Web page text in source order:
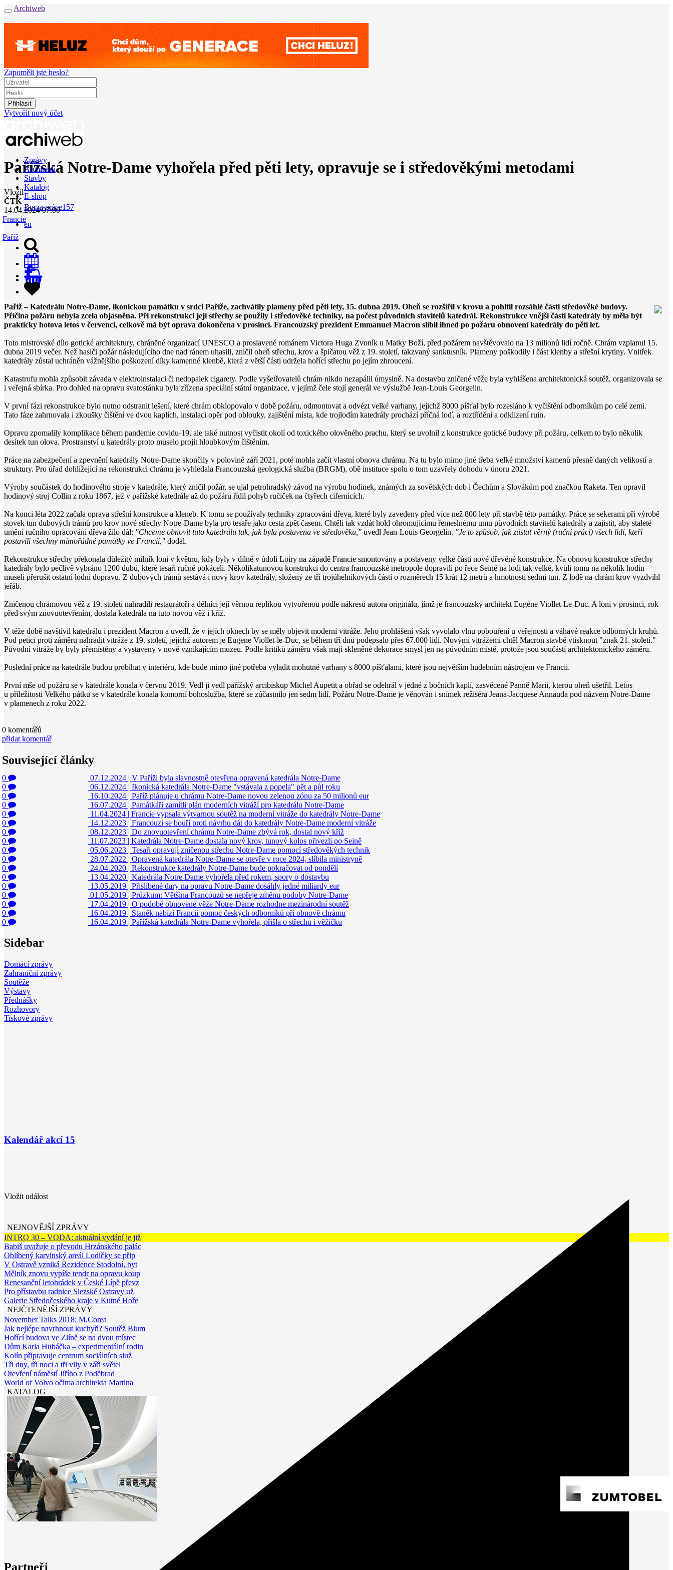
Archiweb
Zapoměli jste heslo?
Vytvořit nový účet
Zprávy
Architekti
Stavby
Katalog
E-shop
Burza práce157
en
0
Pařížská Notre-Dame vyhořela před pěti lety, opravuje se i středověkými metodami
Vložil
ČTK
14.04.2024 07:00
Francie
Paříž
Paříž – Katedrálu Notre-Dame, ikonickou památku v srdci Paříže, zachvátily plameny před pěti lety, 15. dubna 2019. Oheň se rozšířil v krovu a pohltil rozsáhlé části středověké budovy.
Příčina požáru nebyla zcela objasněna. Při rekonstrukci její střechy se použily i středověké techniky, na počest původních stavitelů katedrál. Rekonstrukce vnější části katedrály by měla být
prakticky hotova letos v červenci, celkově má být oprava dokončena v prosinci. Francouzský prezident Emmanuel Macron slíbil ihned po požáru obnovení katedrály do pěti let.
Toto mistrovské dílo gotické architektury, chráněné organizací UNESCO a proslavené románem Victora Huga Zvoník u Matky Boží, před požárem navštěvovalo na 13 milionů lidí ročně. Chrám vzplanul 15.
dubna 2019 večer. Než hasiči požár následujícího dne nad ránem uhasili, zničil oheň střechu, krov a špičatou věž z 19. století, takzvaný sanktusník. Plameny poškodily i část klenby a střešní krytiny. Vnitřek
katedrály zůstal uchráněn vážnějšího poškození díky kamenné klenbě, která z větší části udržela hořící střechu po jejím zhroucení.
Katastrofu mohla způsobit závada v elektroinstalaci či nedopalek cigarety. Podle vyšetřovatelů chrám nikdo nezapálil úmyslně. Na dostavbu zničené věže byla vyhlášena architektonická soutěž, organizovala se
i veřejná sbírka. Pro dohled na opravu svatostánku byla zřízena speciální státní organizace, v jejímž čele stojí generál ve výslužbě Jean-Louis Georgelin.
V první fázi rekonstrukce bylo nutno odstranit lešení, které chrám obklopovalo v době požáru, odmontovat a odvézt velké varhany, jejichž 8000 píšťal bylo rozesláno k vyčištění odborníkům po celé zemi.
Tato fáze zahrnovala i zkoušky čištění ve dvou kaplích, instalaci opěr pod oblouky, zajištění místa, kde trojlodím katedrály prochází příčná loď, a roztřídění a odklizení ruin.
Opravu zpomalily komplikace během pandemie covidu-19, ale také nutnost vyčistit okolí od toxického olověného prachu, který se uvolnil z konstrukce gotické budovy při požáru, celkem to bylo několik
desítek tun olova. Prostranství u katedrály proto muselo projít hloubkovým čištěním.
Práce na zabezpečení a zpevnění katedrály Notre-Dame skončily v polovině září 2021, poté mohla začít vlastní obnova chrámu. Na tu bylo mimo jiné třeba velké množství kamenů přesně daných velikostí a
struktury. Pro úřad dohlížející na rekonstrukci chrámu je vyhledala Francouzská geologická služba (BRGM), obě instituce spolu o tom uzavřely dohodu v únoru 2021.
Výroby součástek do hodinového stroje v katedrále, který zničil požár, se ujal petrohradský závod na výrobu hodinek, známých za sovětských dob i Čechům a Slovákům pod značkou Raketa. Ten opravil
hodinový stroj Collin z roku 1867, jež v pařížské katedrále až do požáru řídil pohyb ručiček na čtyřech cifernících.
Na konci léta 2022 začala oprava střešní konstrukce a kleneb. K tomu se používaly techniky zpracování dřeva, které byly zavedeny před více než 800 lety při stavbě této památky. Práce se sekerami při výrobě
stovek tun dubových trámů pro krov nové střechy Notre-Dame byla pro tesaře jako cesta zpět časem. Chtěli tak vzdát hold ohromujícímu řemeslnému umu původních stavitelů katedrály a zajistit, aby staleté
umění ručního opracování dřeva žilo dál: "Chceme obnovit tuto katedrálu tak, jak byla postavena ve středověku," uvedl Jean-Louis Georgelin. "Je to způsob, jak zůstat věrný (ruční práci) všech lidí, kteří
postavili všechny mimořádné památky ve Francii," dodal.
Rekonstrukce střechy překonala důležitý milník loni v květnu, kdy byly v dílně v údolí Loiry na západě Francie smontovány a postaveny velké části nové dřevěné konstrukce. Na obnovu konstrukce střechy
katedrály bylo pečlivě vybráno 1200 dubů, které tesaři ručně pokáceli. Několikatunovou konstrukci do centra francouzské metropole dopravili po řece Seině na lodi tak velké, kvůli tomu na několik hodin
museli přerušit ostatní lodní dopravu. Z dubových trámů sestává i nový krov katedrály, složený ze tří trojúhelníkových částí o rozměrech 15 krát 12 metrů a hmotnosti sedmi tun. Z lodě na chrám krov vyzdvihl
jeřáb.
Zničenou chrámovou věž z 19. století nahradili restaurátoři a dělníci její věrnou replikou vytvořenou podle nákresů autora originálu, jímž je francouzský architekt Eugéne Viollet-Le-Duc. A loni v prosinci, rok
před svým znovuotevřením, dostala katedrála na tuto novou věž i kříž.
V téže době navštívil katedrálu i prezident Macron a uvedl, že v jejích oknech by se měly objevit moderní vitráže. Jeho prohlášení však vyvolalo vlnu pobouření u veřejnosti a váhavé reakce odborných kruhů.
Pod petici proti záměru nahradit vitráže z 19. století, jejichž autorem je Eugene Viollet-le-Duc, se během tří dnů podepsalo přes 67.000 lidí. Novými vitrážemi chtěl Macron stavbě vtisknout "znak 21. století."
Původní vitráže by byly přemístěny a vystaveny v nově vznikajícím muzeu. Podle kritiků záměru však mají skleněné dekorace smysl jen na původním místě, protože jsou součástí architektonického záměru.
Poslední práce na katedrále budou probíhat v interiéru, kde bude mimo jiné potřeba vyladit mohutné varhany s 8000 píšťalami, které jsou největším hudebním nástrojem ve Francii.
První mše od požáru se v katedrále konala v červnu 2019. Vedl ji vedl pařížský arcibiskup Michel Aupetit a obřad se odehrál v jedné z bočních kaplí, zasvěcené Panně Marii, kterou oheň ušetřil. Letos
u příležitosti Velkého pátku se v katedrále konala komorní bohoslužba, které se zúčastnilo jen sedm lidí. Požáru Notre-Dame je věnován i snímek režiséra Jeana-Jacquese Annauda pod názvem Notre-Dame
v plamenech z roku 2022.
0 komentářů
přidat komentář
Související články
0 07.12.2024 | V Paříži byla slavnostně otevřena opravená katedrála Notre-Dame
0
06.12.2024 | Ikonická katedrála Notre-Dame "vstávala z popela" pět a půl roku
0
16.10.2024 | Paříž plánuje u chrámu Notre-Dame novou zelenou zónu za 50 milionů eur
0
16.07.2024 | Památkáři zamítli plán moderních vitráží pro katedrálu Notre-Dame
0
11.04.2024 | Francie vypsala výtvarnou soutěž na moderní vitráže do katedrály Notre-Dame
0
14.12.2023 | Francouzi se bouří proti návrhu dát do katedrály Notre-Dame moderní vitráže
0
08.12.2023 | Do znovuotevření chrámu Notre-Dame zbývá rok, dostal nový kříž
0
11.07.2023 | Katedrála Notre-Dame dostala nový krov, tunový kolos přivezli po Seině
0
05.06.2023 | Tesaři opravují zničenou střechu Notre-Dame pomocí středověkých technik
0
28.07.2022 | Opravená katedrála Notre-Dame se otevře v roce 2024, slíbila ministryně
0
24.04.2020 | Rekonstrukce katedrály Notre-Dame bude pokračovat od pondělí
0
13.04.2020 | Katedrála Notre Dame vyhořela před rokem, spory o dostavbu
0
13.05.2019 | Přislíbené dary na opravu Notre-Dame dosáhly jedné miliardy eur
0
01.05.2019 | Průzkum: Většina Francouzů se nepřeje změnu podoby Notre-Dame
0
17.04.2019 | O podobě obnovené věže Notre-Dame rozhodne mezinárodní soutěž
0
16.04.2019 | Staněk nabízí Francii pomoc českých odborníků při obnově chrámu
0
16.04.2019 | Pařížská katedrála Notre-Dame vyhořela, přišla o střechu i věžičku
Sidebar
Domácí zprávy
Zahraniční zprávy
Soutěže
Výstavy
Přednášky
Rozhovory
Tiskové zprávy
Kalendář akcí 15
Vložit událost
NEJNOVĚJŠÍ ZPRÁVY
INTRO 30 – VODA: aktuální vydání je již
Babiš uvažuje o převodu Hrzánského palác
Oblíbený karvinský areál Lodičky se přip
V Ostravě vzniká Rezidence Stodolní, byt
Mělník znovu vypíše tendr na opravu koup
Renesanční letohrádek v České Lípě převz
Pro přístavbu radnice Slezské Ostravy už
Galerie Středočeského kraje v Kutné Hoře
NEJČTENĚJŠÍ ZPRÁVY
November Talks 2018: M.Corea
Jak nejlépe navrhnout kuchyň? Soutěž Blum
Hořící budova ve Zlíně se na dvou místec
Dům Karla Hubáčka – experimentální rodin
Kolín připravuje centrum sociálních služ
Tři dny, tři noci a tři vily v záři světel
Otevření náměstí Jiřího z Poděbrad
World of Volvo očima architekta Martina
KATALOG
Partneři